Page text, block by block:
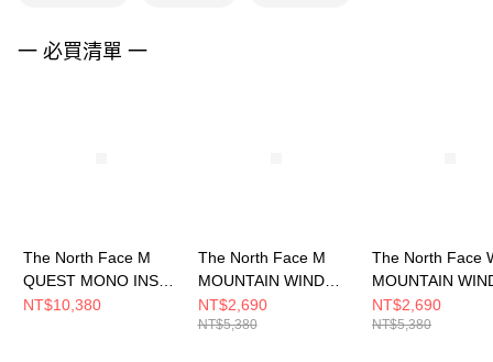
３．未成年的使用者請事先徵得法定代理人或監護人之同意方可使用
「AFTEE先享後付」，若未經同意申辦者引起之損失，本公司不負相關責
一 必買清單 一
The North Face M
QUEST MONO INS
JACKET - AP 男 化纖
NT$10,380
The North Face M
MOUNTAIN WIND
JACKET - AP 男 風衣
外套 NF0A8DGDROU
NT$2,690
NT$5,380
The North Face
MOUNTAIN
JACKET - AP 女
外套
NT$2,690
NT$5,380